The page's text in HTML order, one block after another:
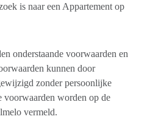
is naar een Appartement op
onderstaande voorwaarden en
kunnen door
zonder persoonlijke
worden op de
vermeld.